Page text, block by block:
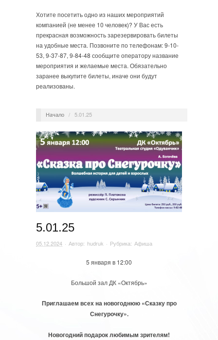
Хотите посетить одно из наших мероприятий
компанией (не менее 10 человек)? У Вас есть
прекрасная возможность зарезервировать билеты
на удобные места. Позвоните по телефонам: 9-10-
53, 9-37-87, 9-84-48 сообщите оператору название
мероприятия и желаемые места. Обязательно
заранее выкупите билеты, иначе они будут
реализованы.
Начало / 5.01.25
5.01.25
05.12.2024 · Автор: hudruk · Рубрика: Афиша
5 января в 12:00
Большой зал ДК «Октябрь»
Приглашаем всех на новогоднюю «Сказку про
Снегурочку».
Новогодний подарок любимым зрителям!